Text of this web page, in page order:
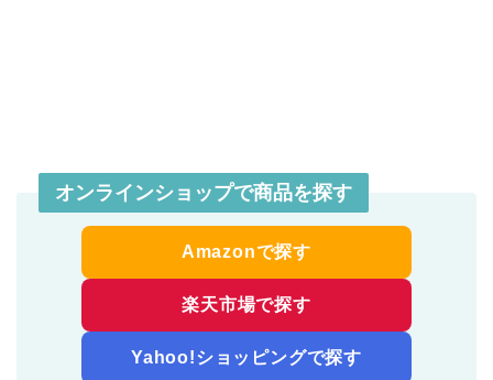
オンラインショップで商品を探す
Amazonで探す
楽天市場で探す
Yahoo!ショッピングで探す